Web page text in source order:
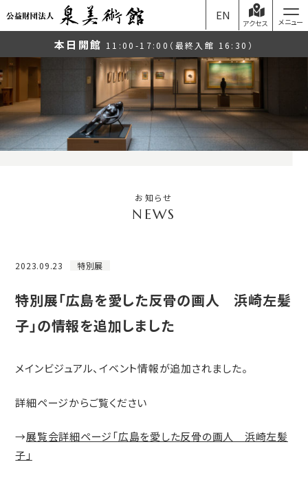
EN
本日開館 11:00-17:00（最終入館 16:30）
アクセス
お知らせ
2023.09.23 特別展
特別展「広島を愛した反骨の画人 浜崎左髪
子」の情報を追加しました
メインビジュアル、イベント情報が追加されました。
詳細ページからご覧ください
→展覧会詳細ページ「広島を愛した反骨の画人 浜崎左髪
子」